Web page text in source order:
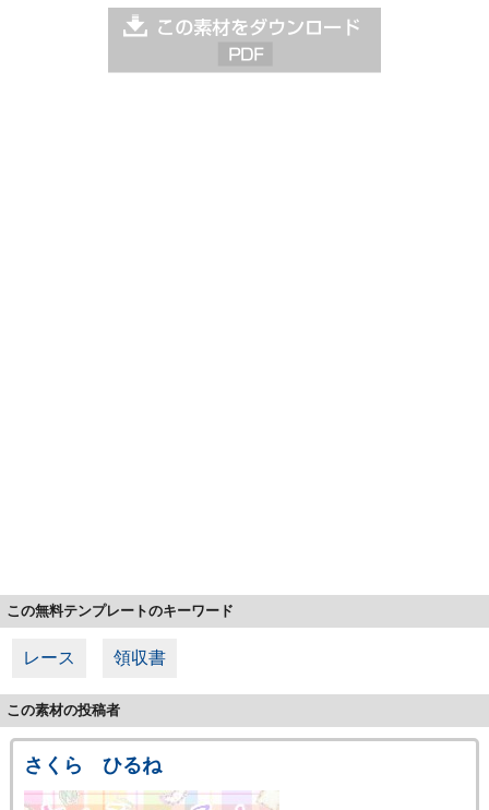
この無料テンプレートのキーワード
レース 領収書
この素材の投稿者
さくら ひるね